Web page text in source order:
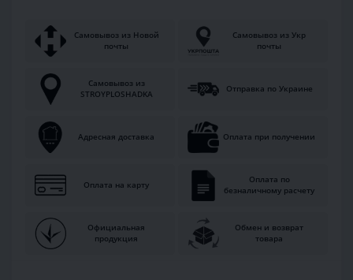
Самовывоз из Новой
почты
Самовывоз из Укр
почты
Самовывоз из
STROYPLOSHADKA
Отправка по Украине
Адресная доставка Оплата при получении
Оплата на карту
Оплата по
безналичному расчету
Официальная
продукция
Обмен и возврат
товара